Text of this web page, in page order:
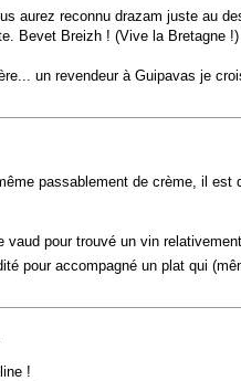
aurez reconnu drazam juste au
Bevet Breizh ! (Vive la Bretagne !)
un revendeur à Guipavas je
passablement de crème, il est
pour trouvé un vin
pour accompagné un plat qui
!